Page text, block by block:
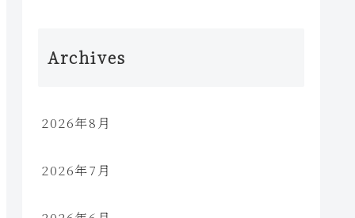
Archives
2026年8月
2026年7月